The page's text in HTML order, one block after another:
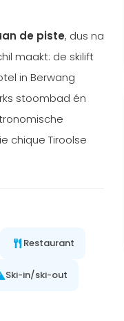
de piste, dus na
maakt: de skilift
in Berwang
stoombad én
chique Tiroolse
Restaurant
Ski-in/ski-out